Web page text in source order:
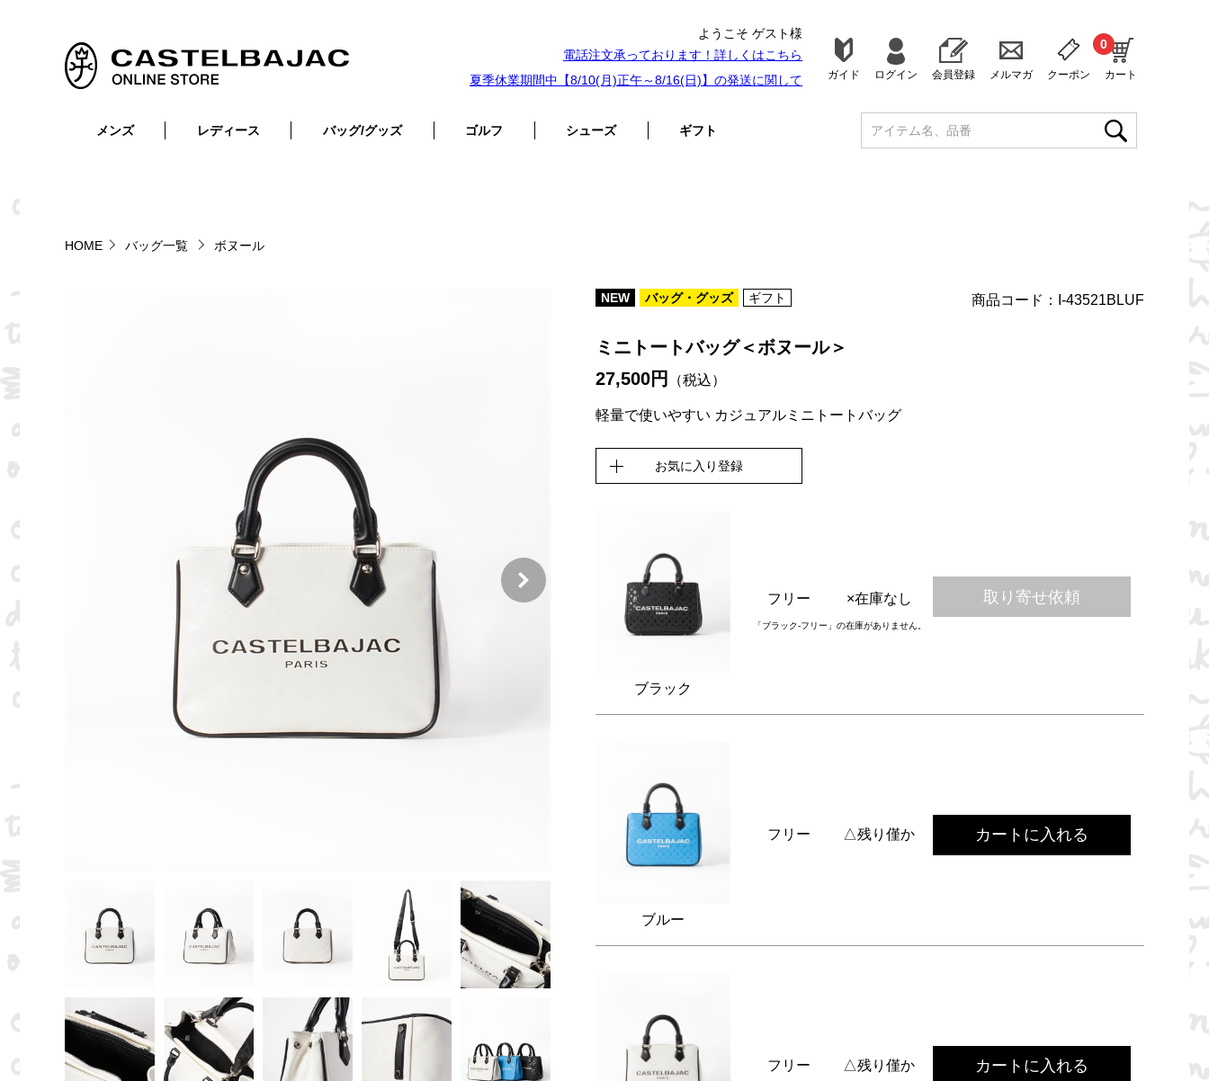
ようこそ ゲスト様
電話注文承っております！詳しくはこちら
夏季休業期間中【8/10(月)正午～8/16(日)】の発送に関して
ガイド ログイン 会員登録 メルマガ クーポン カート
0
メンズ レディース バッグ/グッズ ゴルフ シューズ ギフト
HOME バッグ一覧 ボヌール
NEW バッグ・グッズ ギフト 商品コード：I-43521BLUF
ミニトートバッグ＜ボヌール＞
27,500円
（税込）
軽量で使いやすい カジュアルミニトートバッグ
お気に入り登録
ブラック
フリー ×在庫なし 取り寄せ依頼
「ブラック-フリー」の在庫がありません。
ブルー
フリー △残り僅か カートに入れる
フリー △残り僅か カートに入れる